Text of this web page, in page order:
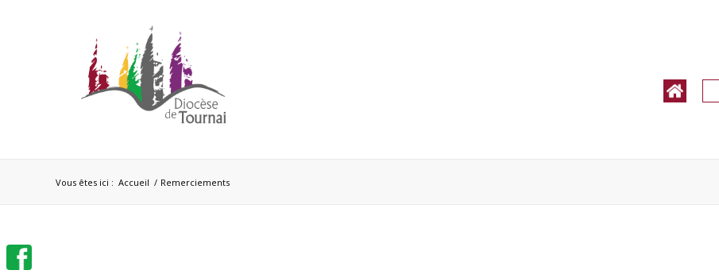
Vous êtes ici : Accueil / Remerciements